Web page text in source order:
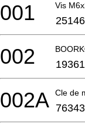
Vis
001
002
Cle de
002A